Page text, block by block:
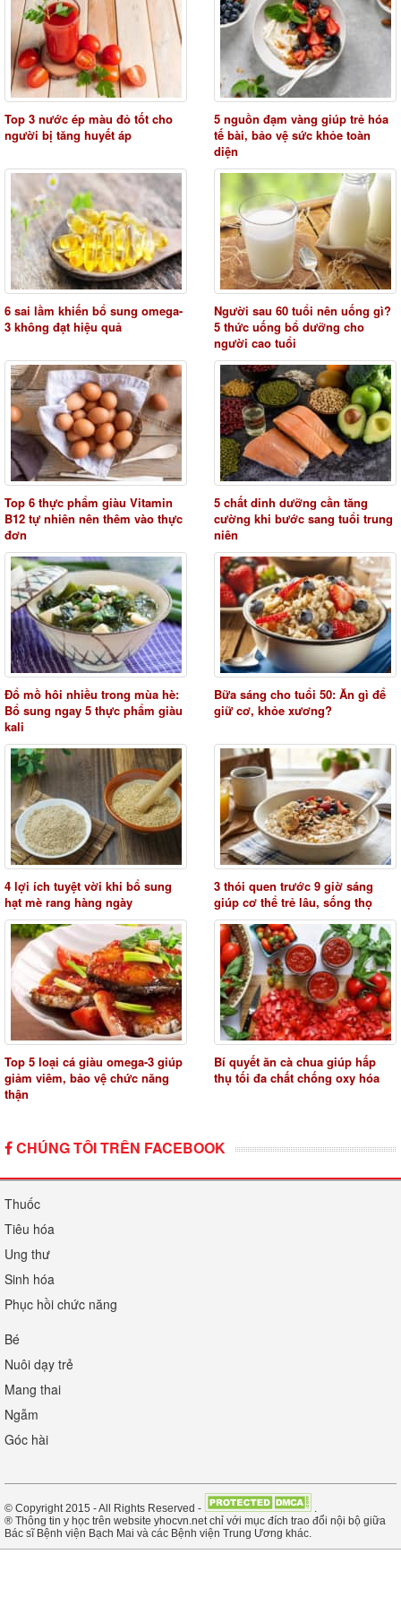
Top 3 nước ép màu đỏ tốt cho
người bị tăng huyết áp
5 nguồn đạm vàng giúp trẻ hóa
tế bài, bảo vệ sức khỏe toàn
diện
6 sai lầm khiến bổ sung omega-
3 không đạt hiệu quả
Người sau 60 tuổi nên uống gì?
5 thức uống bổ dưỡng cho
người cao tuổi
Top 6 thực phẩm giàu Vitamin
B12 tự nhiên nên thêm vào thực
đơn
5 chất dinh dưỡng cần tăng
cường khi bước sang tuổi trung
niên
Đổ mồ hôi nhiều trong mùa hè:
Bổ sung ngay 5 thực phẩm giàu
kali
Bữa sáng cho tuổi 50: Ăn gì để
giữ cơ, khỏe xương?
4 lợi ích tuyệt vời khi bổ sung
hạt mè rang hàng ngày
3 thói quen trước 9 giờ sáng
giúp cơ thể trẻ lâu, sống thọ
Top 5 loại cá giàu omega-3 giúp
giảm viêm, bảo vệ chức năng
thận
Bí quyết ăn cà chua giúp hấp
thụ tối đa chất chống oxy hóa
CHÚNG TÔI TRÊN FACEBOOK
Thuốc
Tiêu hóa
Ung thư
Sinh hóa
Phục hồi chức năng
Bé
Nuôi dạy trẻ
Mang thai
Ngẫm
Góc hài
© Copyright 2015 - All Rights Reserved -
.
® Thông tin y học trên website yhocvn.net chỉ với mục đích trao đổi nội bộ giữa
Bác sĩ Bệnh viện Bạch Mai và các Bệnh viện Trung Ương khác.